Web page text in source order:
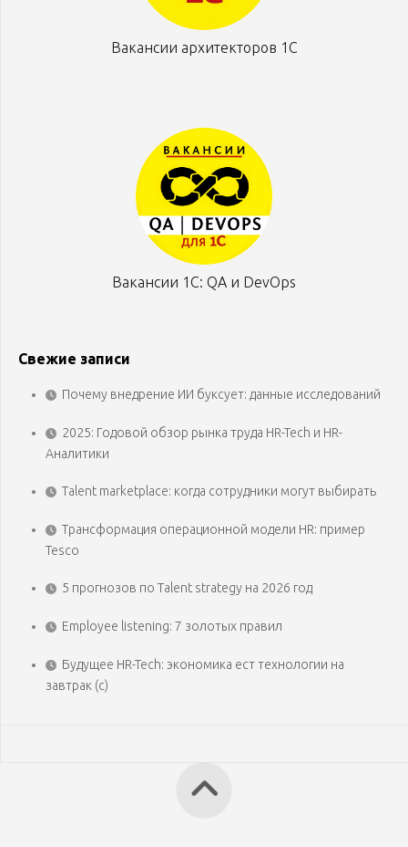
Вакансии архитекторов 1С
Вакансии 1С: QA и DevOps
Свежие записи
Почему внедрение ИИ буксует: данные исследований
2025: Годовой обзор рынка труда HR-Tech и HR-
Аналитики
Talent marketplace: когда сотрудники могут выбирать
Трансформация операционной модели HR: пример
Tesco
5 прогнозов по Talent strategy на 2026 год
Employee listening: 7 золотых правил
Будущее HR-Tech: экономика ест технологии на
завтрак (с)